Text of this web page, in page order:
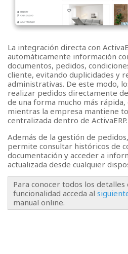
La integración directa con
automáticamente información
documentos, pedidos,
cliente, evitando duplicidades y
administrativas. De este modo,
realizar pedidos directamente
de una forma mucho más
mientras la empresa mantiene
centralizada dentro de ActivaERP.
Además de la gestión de
permite consultar históricos de
documentación y acceder a
actualizada desde cualquier
Para conocer todos los detalles
funcionalidad acceda al
manual online.